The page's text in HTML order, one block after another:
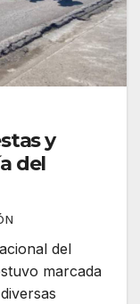
y
del
del
marcada